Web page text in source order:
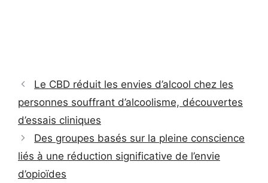
Le CBD réduit les envies d’alcool chez les
personnes souffrant d’alcoolisme, découvertes
d’essais cliniques
Des groupes basés sur la pleine conscience
liés à une réduction significative de l’envie
d’opioïdes